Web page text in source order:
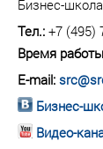
Бизнес-
Тел.: +7 (495)
Время
E-mail:
Бизнес-
Видео-